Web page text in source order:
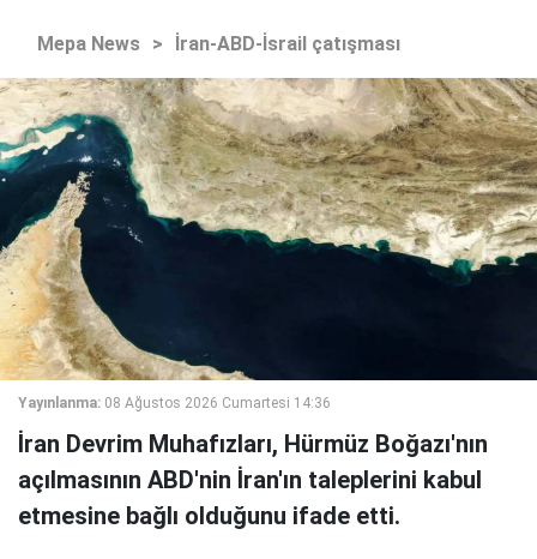
Mepa News > İran-ABD-İsrail çatışması
Yayınlanma: 08 Ağustos 2026 Cumartesi 14:36
İran Devrim Muhafızları, Hürmüz Boğazı'nın
açılmasının ABD'nin İran'ın taleplerini kabul
etmesine bağlı olduğunu ifade etti.